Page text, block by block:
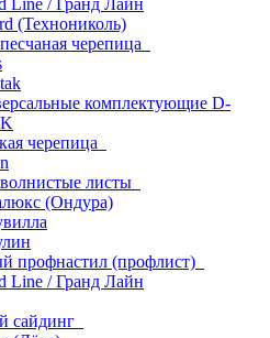
Line / Гранд Лайн
(Технониколь)
черепица
комплектующие D-
черепица
листы
(Ондура)
профнастил (профлист)
Line / Гранд Лайн
сайдинг